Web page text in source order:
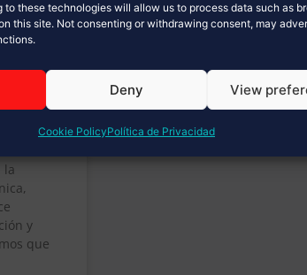
to these technologies will allow us to process data such as
this site. Not consenting or withdrawing consent, may
Deny View
Cookie PolicyPolítica de Privacidad
la
y
que